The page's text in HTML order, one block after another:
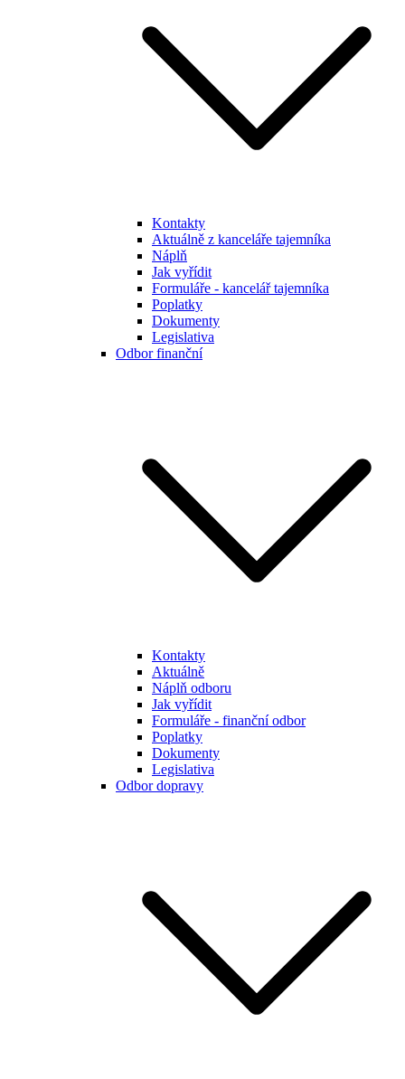
Kontakty
Aktuálně z kanceláře tajemníka
Náplň
Jak vyřídit
Formuláře - kancelář tajemníka
Poplatky
Dokumenty
Legislativa
Odbor finanční
Kontakty
Aktuálně
Náplň odboru
Jak vyřídit
Formuláře - finanční odbor
Poplatky
Dokumenty
Legislativa
Odbor dopravy